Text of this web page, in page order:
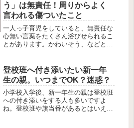
です！
う」は無責任！周りからよく
言われる傷ついたこと
一人っ子育児をしていると、無責任な
心無い言葉をたくさん浴びせられるこ
とがあります。かわいそう、などと言
んなことを思ったこともないし、我が
家の一人っ子の娘もコミュニケーショ
ン上手な明るい子に育ち、外遊びも家
で遊ぶことも大好きなようです。
登校班へ付き添いたい新一年
生の親。いつまでOK？迷惑？
小学校入学後、新一年生の親は登校班
への付き添いをする人も多いですよ
ね。登校班や旗当番があるとはいえ心